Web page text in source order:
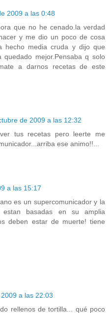
2009 a las 0:48
que no he cenado.la verdad
y me dio un poco de cosa
hecho media cruda y dijo que
mejor.Pensaba q solo
a darnos recetas de este
de 2009 a las 12:32
tus recetas pero leerte me
ese animo!!...
a las 15:17
es un supercomunicador y la
basadas en su amplia
deben estar de muerte! tiene
a las 22:03
rellenos de tortilla... qué poco